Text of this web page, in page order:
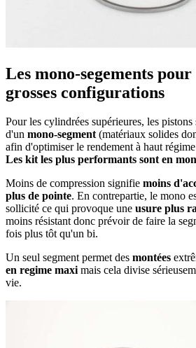
Les mono-segements pour
grosses configurations
Pour les cylindrées supérieures, les pistons
d'un mono-segment(matériaux solides
afin d'optimiser le rendement à haut
Les kit les plus performants sont en
Moins de compression signifie moins
plus de pointe. En contrepartie, le mono
sollicité ce qui provoque une usure plus
moins résistant donc prévoir de faire la
fois plus tôt qu'un bi.
Un seul segment permet des montées
en regime maximais cela divise
vie.